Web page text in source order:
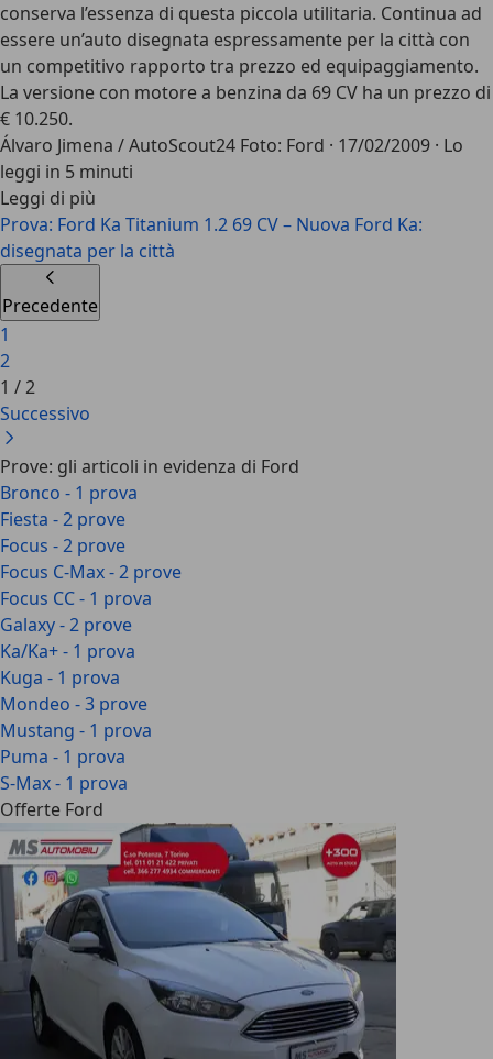
conserva l’essenza di questa piccola utilitaria. Continua ad
essere un’auto disegnata espressamente per la città con
un competitivo rapporto tra prezzo ed equipaggiamento.
La versione con motore a benzina da 69 CV ha un prezzo di
€ 10.250.
Álvaro Jimena / AutoScout24 Foto: Ford · 17/02/2009 · Lo
leggi in 5 minuti
Leggi di più
Prova: Ford Ka Titanium 1.2 69 CV – Nuova Ford Ka:
disegnata per la città
Precedente
1
2
1 /2
Successivo
Prove: gli articoli in evidenza di Ford
Bronco - 1 prova
Fiesta - 2 prove
Focus - 2 prove
Focus C-Max - 2 prove
Focus CC - 1 prova
Galaxy - 2 prove
Ka/Ka+ - 1 prova
Kuga - 1 prova
Mondeo - 3 prove
Mustang - 1 prova
Puma - 1 prova
S-Max - 1 prova
Offerte Ford